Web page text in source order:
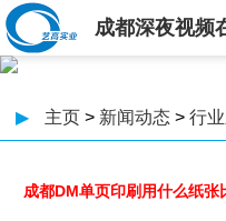
成都深夜视频
▶ 主页 > 新闻动态 > 行
成都DM单页印刷用什么纸张